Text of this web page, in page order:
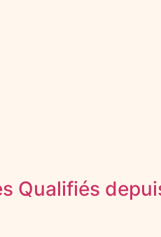
Qualifiés